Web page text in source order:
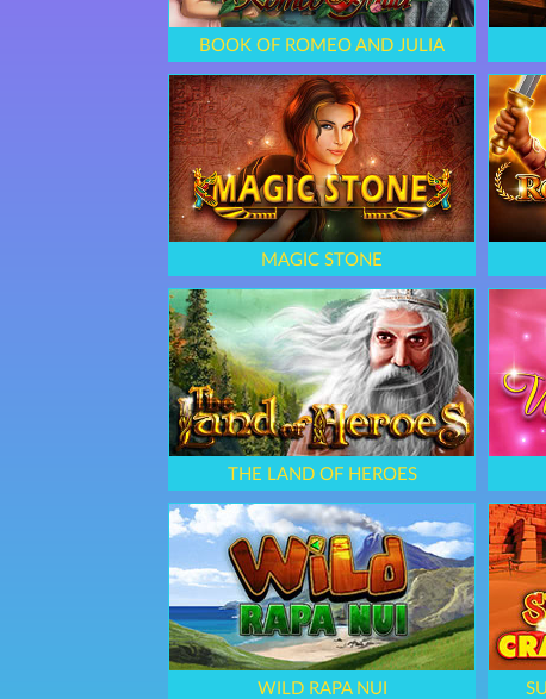
BOOK OF ROMEO AND JULIA
MAGIC STONE
THE LAND OF HEROES
WILD RAPA NUI